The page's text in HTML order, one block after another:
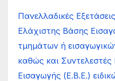
Πανελλαδικές
Ελάχιστης Βάσης
τμημάτων ή
καθώς και
Εισαγωγής (Ε.Β.Ε.)